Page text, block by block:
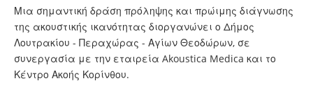
Μια σημαντική δράση πρόληψης και πρώιμης διάγνωσης
της ακουστικής ικανότητας διοργανώνει ο Δήμος
Λουτρακίου - Περαχώρας - Αγίων Θεοδώρων, σε
συνεργασία με την εταιρεία Akoustica Medica και το
Κέντρο Ακοής Κορίνθου.